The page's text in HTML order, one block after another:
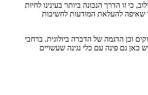
, כי זו הדרך הנכונה ביותר בעינינו לחיות
שאיפה להעלאת המודעות לחשיבות
וכן הדגמה של הדברה ביולוגית. ברחבי
כאן גם פינה עם כלי נגינה שעשויים